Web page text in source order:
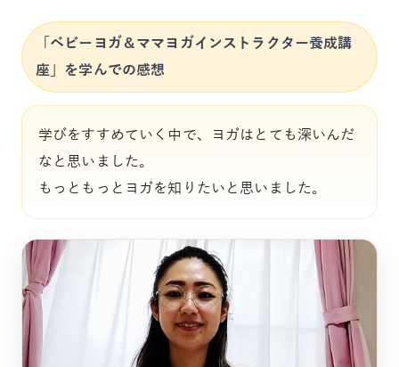
「ベビーヨガ＆ママヨガインストラクター養成講
座」を学んでの感想
学びをすすめていく中で、ヨガはとても深いんだ
なと思いました。
もっともっとヨガを知りたいと思いました。